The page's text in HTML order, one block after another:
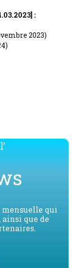
:
2023)
qui
ainsi que de